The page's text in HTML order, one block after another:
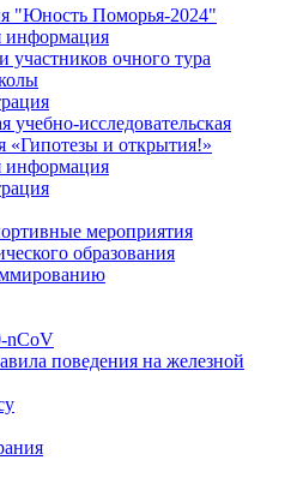
"Юность Поморья-2024"
участников очного тура
учебно-исследовательская
«Гипотезы и открытия!»
мероприятия
образования
nCoV
поведения на железной